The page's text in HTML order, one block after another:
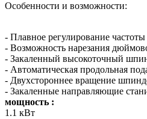
Особенности и возможности:
- Плавное регулирование
- Возможность нарезания
- Закаленный высокоточный
- Автоматическая продольная
- Двухстороннее вращение
- Закаленные направляющие
мощность :
1.1 кВт